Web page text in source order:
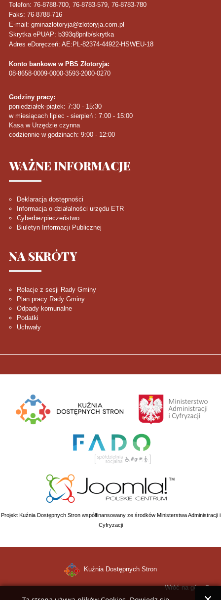
Telefon: 76-8788-700, 76-8783-579, 76-8783-780
Faks: 76-8788-716
E-mail: gminazlotoryja@zlotoryja.com.pl
Skrytka ePUAP: b393q8pnlb/skrytka
Adres eDoręczeń: AE:PL-82374-44922-HSWEU-18
Konto bankowe w PBS Złotoryja:
08-8658-0009-0000-3593-2000-0270
Godziny pracy:
poniedziałek-piątek: 7:30 - 15:30
w miesiącach lipiec - sierpień : 7:00 - 15:00
Kasa w Urzędzie czynna
codziennie w godzinach: 9:00 - 12:00
WAŻNEINFORMACJE
Deklaracja dostępności
Informacja o działalności urzędu ETR
Cyberbezpieczeństwo
Biuletyn Informacji Publicznej
NA SKRÓTY
Relacje z sesji Rady Gminy
Plan pracy Rady Gminy
Odpady komunalne
Podatki
Uchwały
Projekt Kuźnia Dostępnych Stron współfinansowany ze środków Ministerstwa Administracji i
Cyfryzacji
Kuźnia Dostępnych Stron
Wróć na górę